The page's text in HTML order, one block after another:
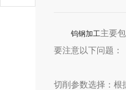
​钨钢加工主要
要注意以下问题：
切削参数选择：根